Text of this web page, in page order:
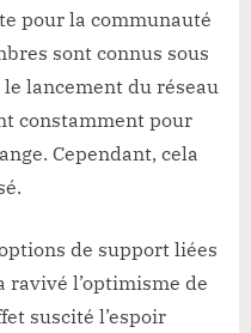
pour la communauté
sont connus sous
lancement du réseau
constamment pour
Cependant, cela
de support liées
ravivé l’optimisme de
suscité l’espoir